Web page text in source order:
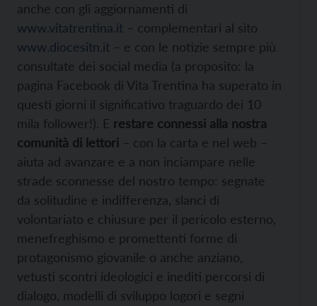
anche con gli aggiornamenti di
www.vitatrentina.it – complementari al sito
www.diocesitn.it – e con le notizie sempre più
consultate dei social media (a proposito: la
pagina Facebook di Vita Trentina ha superato in
questi giorni il significativo traguardo dei 10
mila follower!). E restare connessi alla nostra
comunità di lettori – con la carta e nel web –
aiuta ad avanzare e a non inciampare nelle
strade sconnesse del nostro tempo: segnate
da solitudine e indifferenza, slanci di
volontariato e chiusure per il pericolo esterno,
menefreghismo e promettenti forme di
protagonismo giovanile o anche anziano,
vetusti scontri ideologici e inediti percorsi di
dialogo, modelli di sviluppo logori e segni